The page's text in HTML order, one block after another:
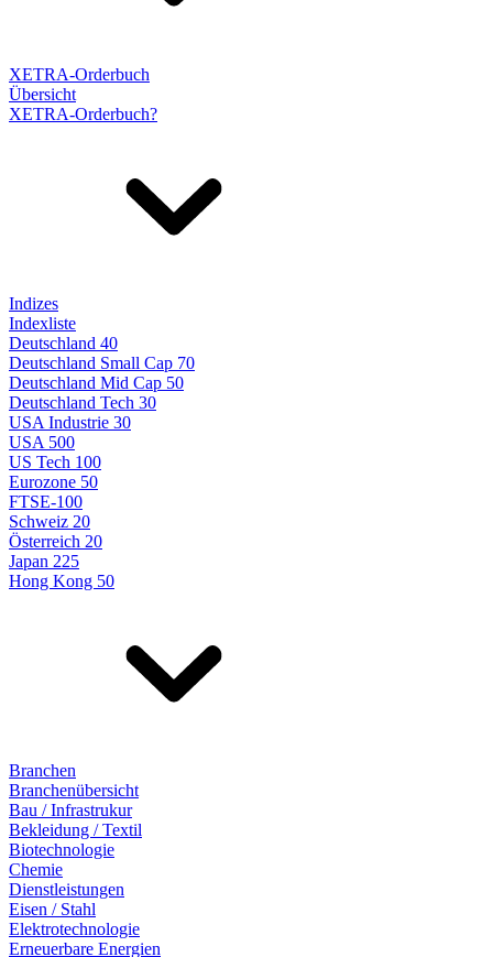
XETRA-Orderbuch
Übersicht
XETRA-Orderbuch?
Indizes
Indexliste
Deutschland 40
Deutschland Small Cap 70
Deutschland Mid Cap 50
Deutschland Tech 30
USA Industrie 30
USA 500
US Tech 100
Eurozone 50
FTSE-100
Schweiz 20
Österreich 20
Japan 225
Hong Kong 50
Branchen
Branchenübersicht
Bau / Infrastrukur
Bekleidung / Textil
Biotechnologie
Chemie
Dienstleistungen
Eisen / Stahl
Elektrotechnologie
Erneuerbare Energien